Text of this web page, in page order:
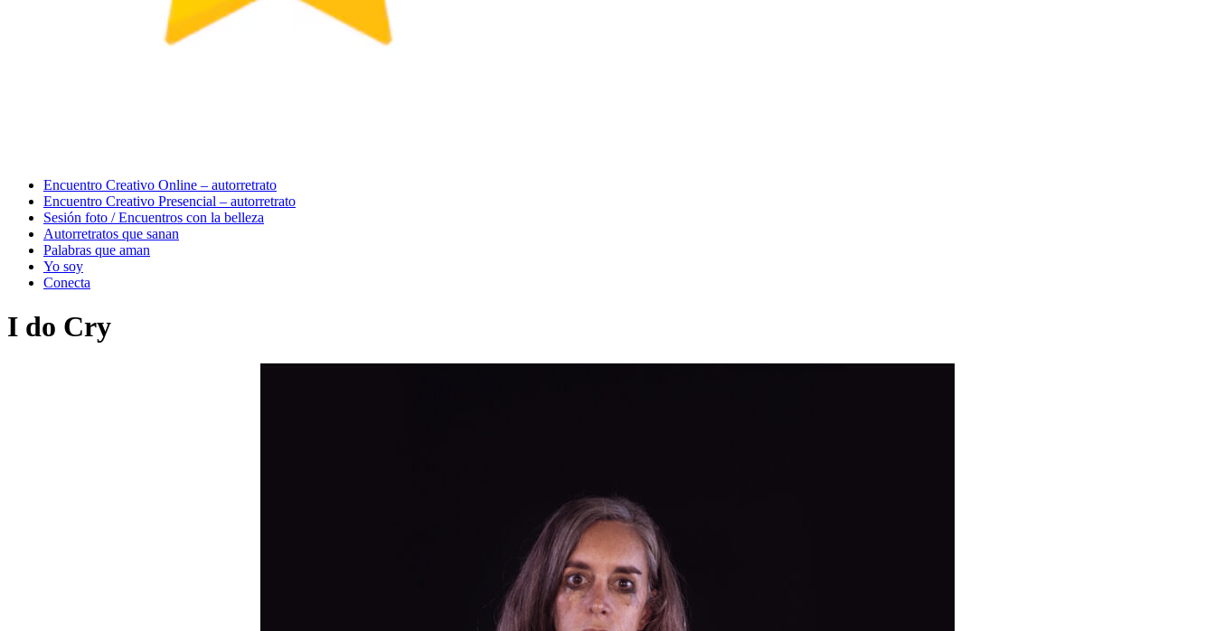
Menu
Encuentro Creativo Online – autorretrato
Encuentro Creativo Presencial – autorretrato
Sesión foto / Encuentros con la belleza
Autorretratos que sanan
Palabras que aman
Yo soy
Conecta
I do Cry